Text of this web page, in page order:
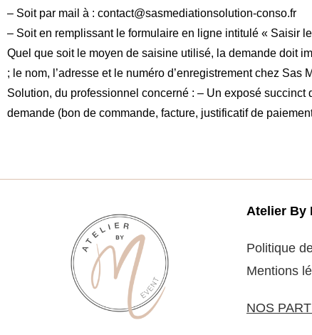
– Soit par mail à : contact@sasmediationsolution-conso.fr
– Soit en remplissant le formulaire en ligne intitulé « Saisir
Quel que soit le moyen de saisine utilisé, la demande doit
; le nom, l’adresse et le numéro d’enregistrement chez Sas
Solution, du professionnel concerné : – Un exposé
demande (bon de commande, facture, justificatif de
Atelier By
Politique
Mentions
NOS